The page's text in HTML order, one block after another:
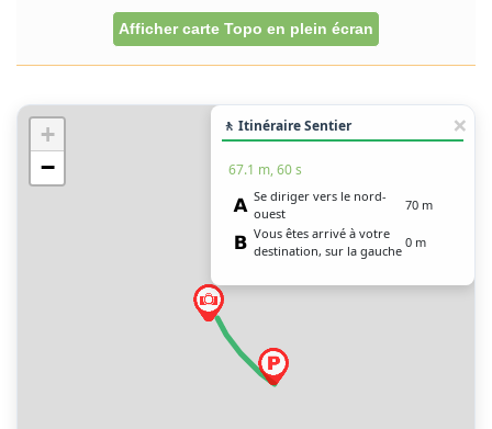
Afficher carte Topo en plein écran
+
−
🚶 Itinéraire Sentier
67.1 m, 60 s
Se diriger vers le nord-
ouest
70 m
Vous êtes arrivé à votre
destination, sur la gauche
0 m